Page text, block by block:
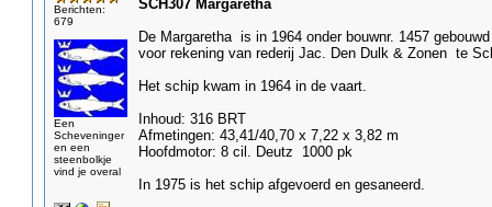
Berichten:
679
Een
Scheveninger
en een
steenbolkje
vind je overal
SCH307 Margaretha
De Margaretha is in 1964 onder bouwnr. 1457
voor rekening van rederij Jac. Den Dulk & Zonen te
Het schip kwam in 1964 in de vaart.
Inhoud: 316 BRT
Afmetingen: 43,41/40,70 x 7,22 x 3,82 m
Hoofdmotor: 8 cil. Deutz 1000 pk
In 1975 is het schip afgevoerd en gesaneerd.